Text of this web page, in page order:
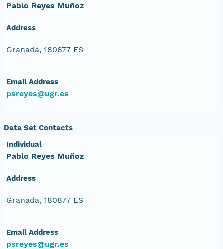
Pablo Reyes Muñoz
Address
Granada, 180877 ES
Email Address
psreyes@ugr.es
Data Set Contacts
Individual
Pablo Reyes Muñoz
Address
Granada, 180877 ES
Email Address
psreyes@ugr.es